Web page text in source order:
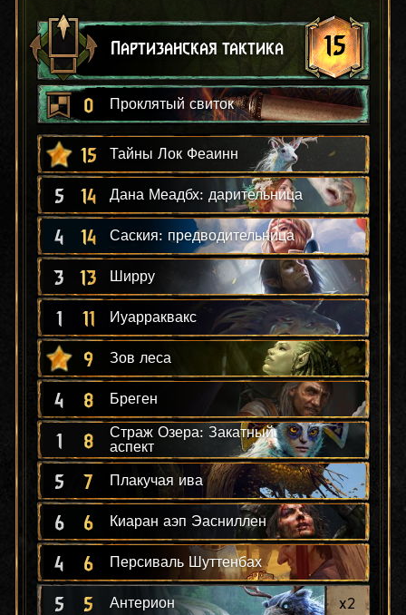
Партизанская тактика 15
0 Проклятый свиток
15 Тайны Лок Феаинн
5 14 Дана Меадбх: дарительница
4 14 Саския: предводительница
3 13 Ширру
1 11 Иуарраквакс
9 Зов леса
4 8 Бреген
1 8
Страж Озера: Закатный
аспект
5 7 Плакучая ива
6 6 Киаран аэп Эасниллен
4 6 Персиваль Шуттенбах
5 5 Антерион x2